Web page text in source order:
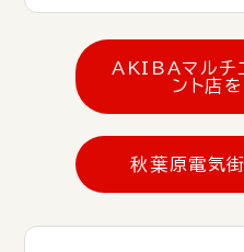
AKIBAマルチ
ント店
秋葉原電気